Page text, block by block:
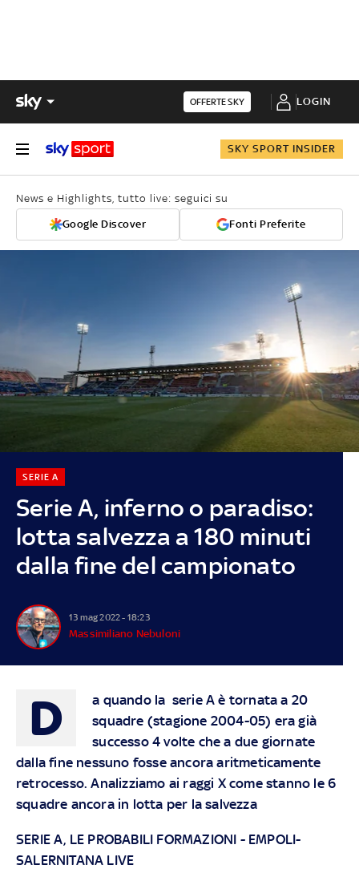
OFFERTE SKY LOGIN
SKY SPORT INSIDER
News e Highlights, tutto live: seguici su
Google Discover Fonti Preferite
Serie A, inferno o paradiso:
lotta salvezza a 180 minuti
dalla fine del campionato
SERIE A
13 mag 2022 - 18:23
Massimiliano Nebuloni
D
a quando la serie A è tornata a 20
squadre (stagione 2004-05) era già
successo 4 volte che a due giornate
dalla fine nessuno fosse ancora aritmeticamente
retrocesso. Analizziamo ai raggi X come stanno le 6
squadre ancora in lotta per la salvezza
SERIE A, LE PROBABILI FORMAZIONI - EMPOLI-
SALERNITANA LIVE